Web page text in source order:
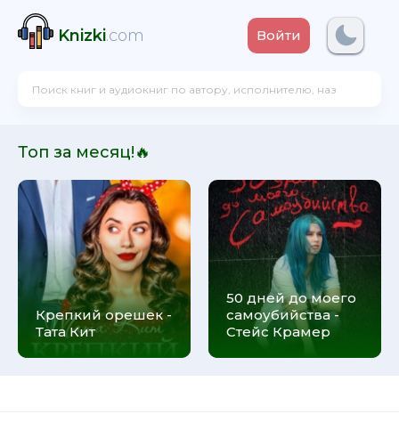
Knizki.com Войти
Топ за месяц!🔥
Крепкий орешек -
Тата Кит
50 дней до моего
самоубийства -
Стейс Крамер